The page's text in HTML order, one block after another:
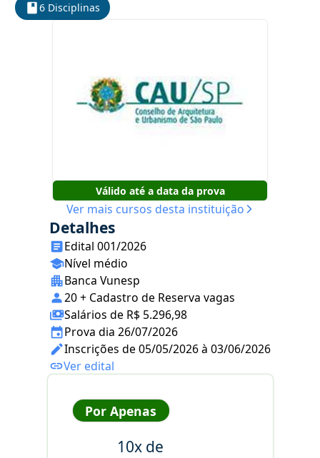
6 Disciplinas
Válido até a data da prova
Ver mais cursos desta instituição
Detalhes
Edital 001/2026
Nível médio
Banca Vunesp
20 + Cadastro de Reserva vagas
Salários de R$ 5.296,98
Prova dia 26/07/2026
Inscrições de 05/05/2026 à 03/06/2026
Ver edital
Por Apenas
10x de